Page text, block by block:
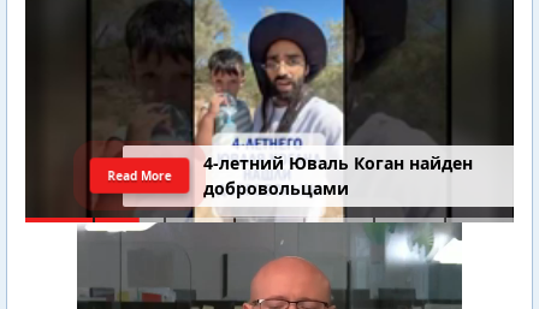
4-летний Юваль Коган найден
добровольцами
Read More